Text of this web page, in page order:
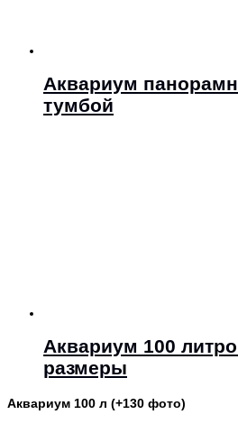
Аквариум
тумбой
Аквариум 100
размеры
Аквариум 100 л (+130 фото)